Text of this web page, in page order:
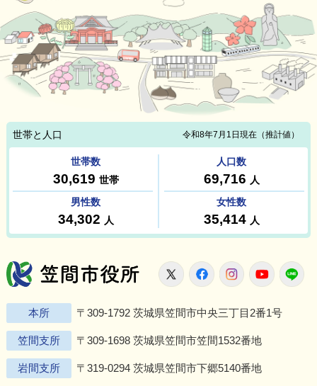
笠間市役所
X FacebookInstagram
本所 〒309-1792 茨城県笠間市中央三丁目2番1号
笠間支所 〒309-1698 茨城県笠間市笠間1532番地
岩間支所 〒319-0294 茨城県笠間市下郷5140番地